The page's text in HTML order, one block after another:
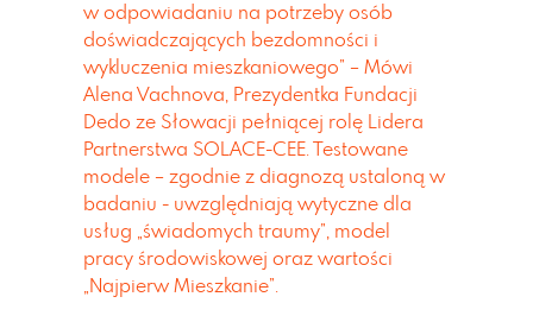
w odpowiadaniu na potrzeby osób
doświadczających bezdomności i
wykluczenia mieszkaniowego” – Mówi
Alena Vachnova, Prezydentka Fundacji
Dedo ze Słowacji pełniącej rolę Lidera
Partnerstwa SOLACE-CEE. Testowane
modele – zgodnie z diagnozą ustaloną w
badaniu - uwzględniają wytyczne dla
usług „świadomych traumy”, model
pracy środowiskowej oraz wartości
„Najpierw Mieszkanie”.